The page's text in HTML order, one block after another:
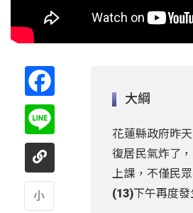
大綱
花蓮縣政府昨
復居民氣炸了
上課，不僅民
(13)下午再度發